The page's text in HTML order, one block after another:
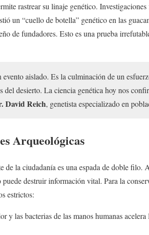
rastrear su linaje genético.
un “cuello de botella” genético en las
de fundadores. Esto es una prueba
evento aislado. Es la culminación de un
desierto. La ciencia genética hoy nos
David Reich, genetista especializado en
Arqueológicas
la ciudadanía es una espada de doble filo.
destruir información vital. Para la
estrictos:
y las bacterias de las manos humanas